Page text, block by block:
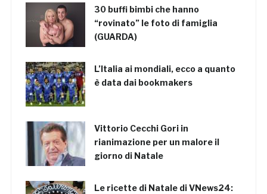
30 buffi bimbi che hanno
“rovinato” le foto di famiglia
(GUARDA)
L’Italia ai mondiali, ecco a quanto
è data dai bookmakers
Vittorio Cecchi Gori in
rianimazione per un malore il
giorno di Natale
Le ricette di Natale di VNews24: